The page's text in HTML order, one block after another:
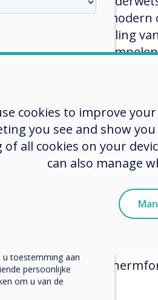
door modern
uitstraling
Selectie
Clevertouch
en slaagde
Een rijk
cookies to improve
you see and show
all cookies on your
can also manage
over onze
of post).
te ontvangen
berichten. Bekijk ons
hoe je af te
we ons inzetten om
toestemming aan
persoonlijke
om u van de